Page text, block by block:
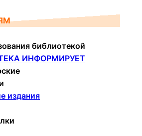
библиотекой
ИНФОРМИРУЕТ
издания